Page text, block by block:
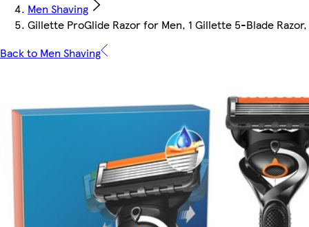
Men Shaving
Gillette ProGlide Razor for Men, 1 Gillette 5-Blade Razor,
Back to Men Shaving